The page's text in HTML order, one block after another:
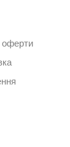
оферти